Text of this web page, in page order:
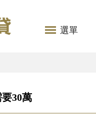
選單
30萬